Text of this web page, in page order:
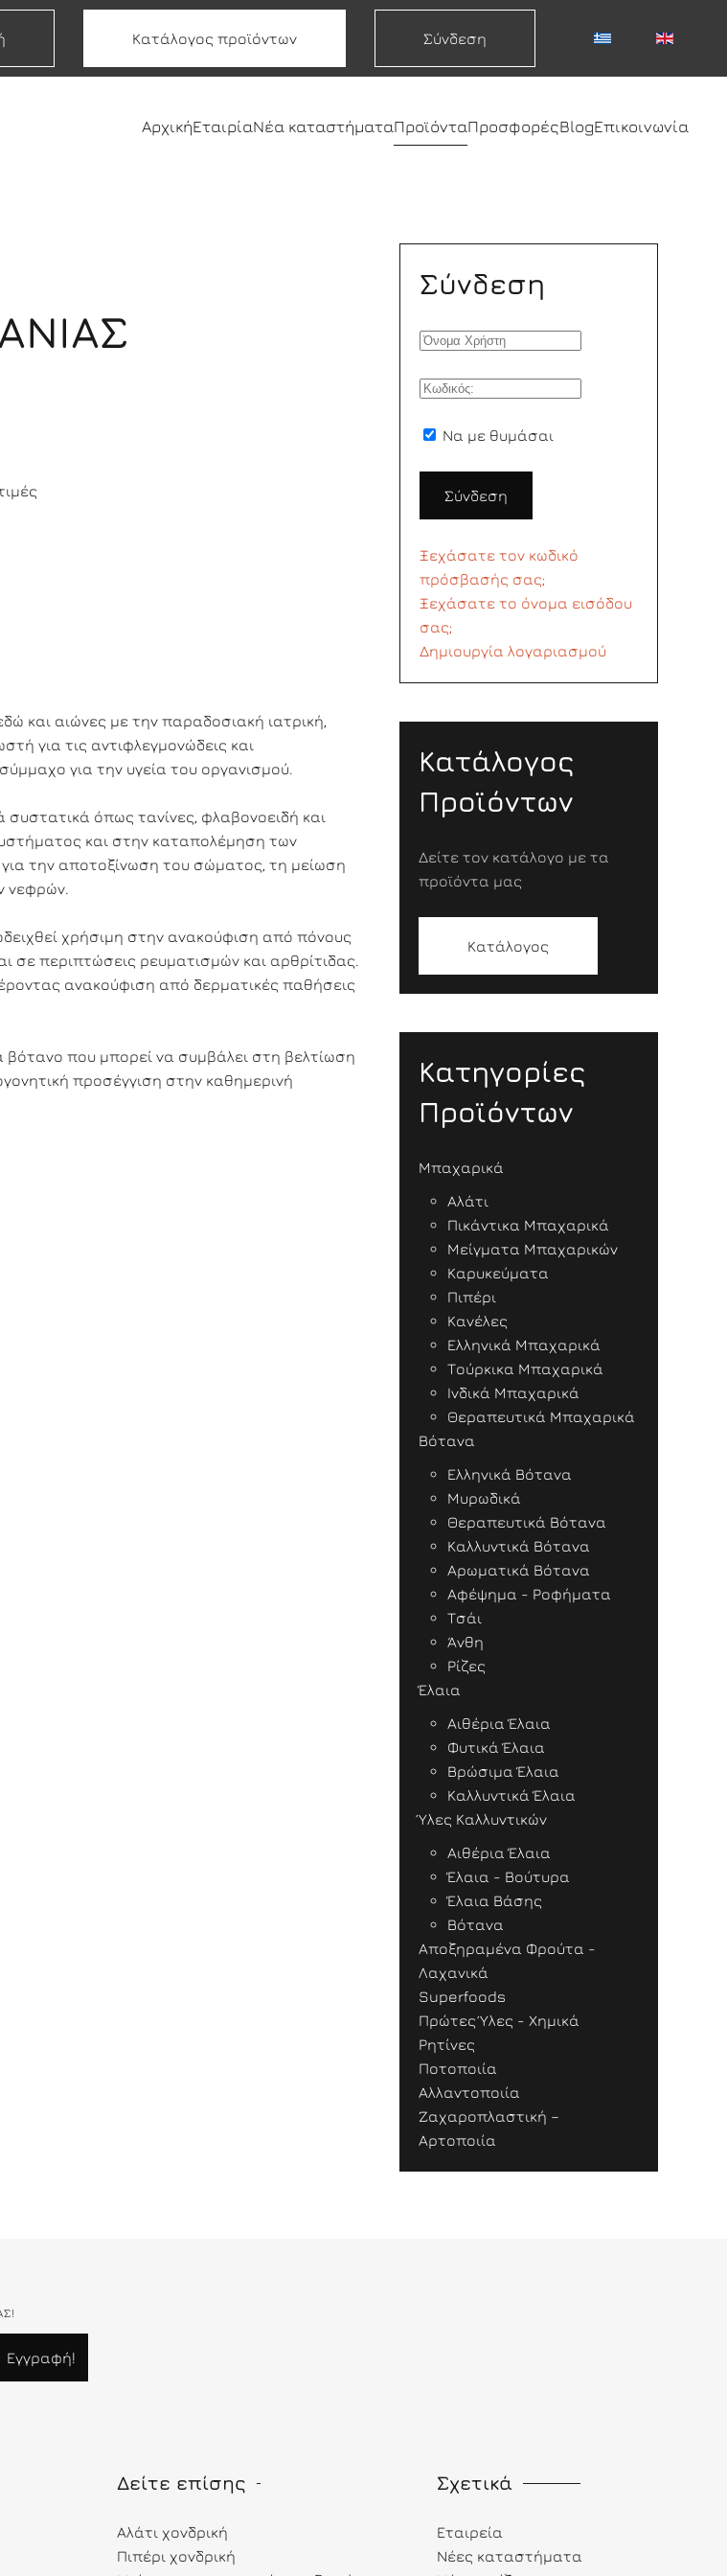
Κατάλογος προϊόντων Σύνδεση
ΑρχικήΕταιρίαΝέα καταστήματαΠροϊόνταΠροσφορέςBlogΕπικοινωνία
και αιώνες με την παραδοσιακή ιατρική,
για τις αντιφλεγμονώδεις και
για την υγεία του οργανισμού.
όπως τανίνες, φλαβονοειδή και
και στην καταπολέμηση των
την αποτοξίνωση του σώματος, τη μείωση
νεφρών.
χρήσιμη στην ανακούφιση από πόνους
σε περιπτώσεις ρευματισμών και αρθρίτιδας.
ανακούφιση από δερματικές παθήσεις
βότανο που μπορεί να συμβάλει στη βελτίωση
προσέγγιση στην καθημερινή
Σύνδεση
Να με θυμάσαι
Σύνδεση
Ξεχάσατε τον κωδικό
πρόσβασής σας;
Ξεχάσατε το όνομα εισόδου
σας;
Δημιουργία λογαριασμού
Κατάλογος
Προϊόντων
Δείτε τον κατάλογο με τα
προϊόντα μας
Κατάλογος
Κατηγορίες
Προϊόντων
Μπαχαρικά
Αλάτι
Πικάντικα Μπαχαρικά
Μείγματα Μπαχαρικών
Καρυκεύματα
Πιπέρι
Κανέλες
Ελληνικά Μπαχαρικά
Τούρκικα Μπαχαρικά
Ινδικά Μπαχαρικά
Θεραπευτικά Μπαχαρικά
Βότανα
Ελληνικά Βότανα
Μυρωδικά
Θεραπευτικά Βότανα
Καλλυντικά Βότανα
Αρωματικά Βότανα
Αφέψημα - Ροφήματα
Τσάι
Άνθη
Ρίζες
Έλαια
Αιθέρια Έλαια
Φυτικά Έλαια
Βρώσιμα Έλαια
Καλλυντικά Έλαια
Ύλες Καλλυντικών
Αιθέρια Έλαια
Έλαια - Βούτυρα
Έλαια Βάσης
Βότανα
Αποξηραμένα Φρούτα -
Λαχανικά
Superfoods
Πρώτες Ύλες - Χημικά
Ρητίνες
Ποτοποιία
Αλλαντοποιία
Ζαχαροπλαστική –
Αρτοποιία
Δείτε επίσης
Αλάτι χονδρική
Πιπέρι χονδρική
Σχετικά
Εταιρεία
Νέες καταστήματα